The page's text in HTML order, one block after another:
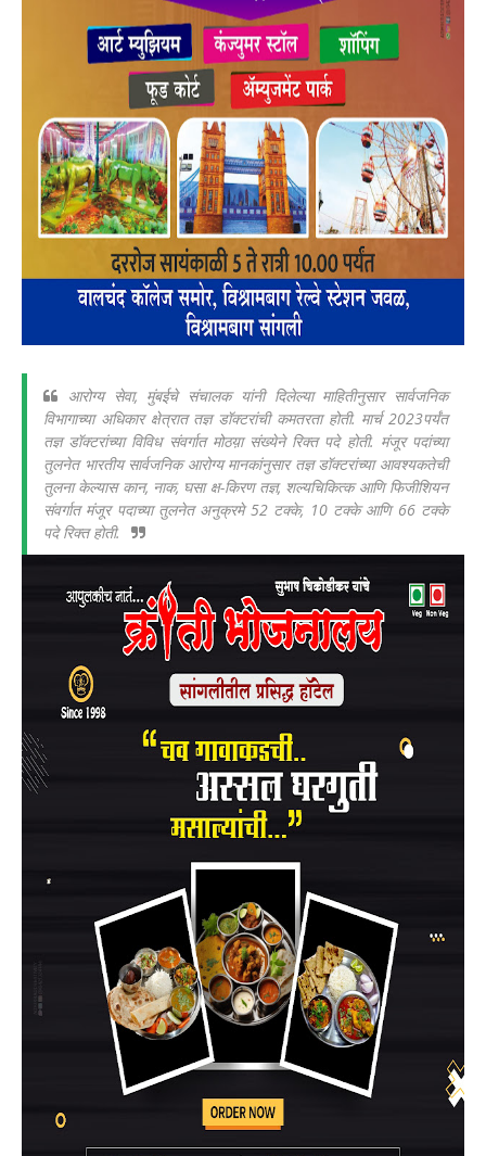
आरोग्य सेवा, मुंबईचे संचालक यांनी दिलेल्या माहितीनुसार सार्वजनिक
विभागाच्या अधिकार क्षेत्रात तज्ञ डॉक्टरांची कमतरता होती. मार्च 2023पर्यंत
तज्ञ डॉक्टरांच्या विविध संवर्गात मोठय़ा संख्येने रिक्त पदे होती. मंजूर पदांच्या
तुलनेत भारतीय सार्वजनिक आरोग्य मानकांनुसार तज्ञ डॉक्टरांच्या आवश्यकतेची
तुलना केल्यास कान, नाक, घसा क्ष-किरण तज्ञ, शल्यचिकित्क आणि फिजीशियन
संवर्गात मंजूर पदाच्या तुलनेत अनुक्रमे 52 टक्के, 10 टक्के आणि 66 टक्के
पदे रिक्त होती.